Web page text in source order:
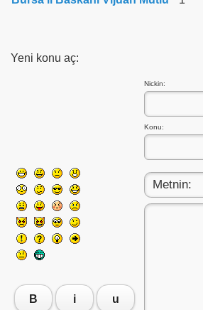
Yeni konu aç:
Nickin:
Konu:
B i u